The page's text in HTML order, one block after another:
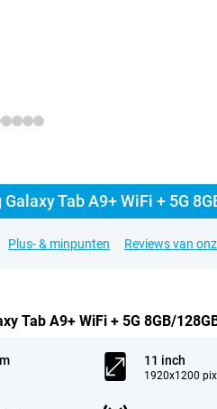
Tab A9+ WiFi + 5G
Plus- & minpunten Reviews van
Tab A9+ WiFi + 5G 8GB/
11 inch
1920x1200